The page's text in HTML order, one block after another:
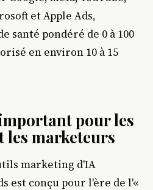
et Apple Ads,
santé pondéré de 0 à 100
en environ 10 à 15
pour les
les marketeurs
marketing d'IA
est conçu pour l'ère de l'«